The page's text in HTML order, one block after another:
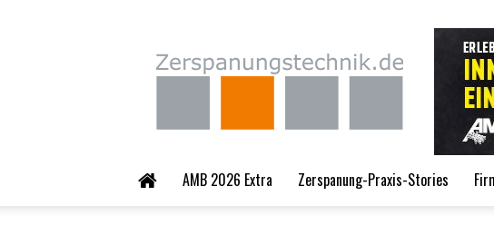
Zerspanungstechnik.de
AMB 2026 Extra Zerspanung-Praxis-Stories